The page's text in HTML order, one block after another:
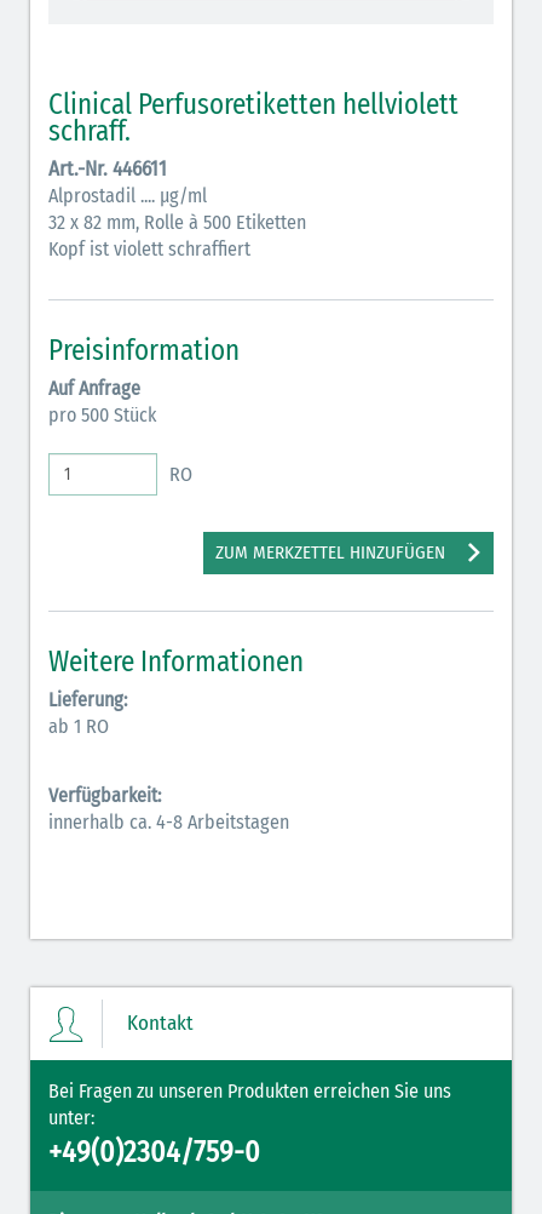
Antiemetika (salmon)
Verschiedene Medikamente (weiß)
Antikoagulantien (hellgrau/weiß mit schwarzem
Rahmen)
Koagulantien (hellgrau/weiß schwarz schraffierter
Bronchodilatatoren (blau-braun)
Antikonvulsiva (grau-lila)
Inodilatatoren (rot-grün)
Elektrolyte (grün-pink)
Elektrolyte NaCl (grün)
Hormone (braun-beige)
Clinical Perfusoretiketten hellviolett
schraff.
Art.-Nr. 446611
Alprostadil .... µg/ml
32 x 82 mm, Rolle à 500 Etiketten
Kopf ist violett schraffiert
Preisinformation
Auf Anfrage
pro 500 Stück
RO
ZUM MERKZETTEL HINZUFÜGEN
Weitere Informationen
Lieferung:
ab 1 RO
Verfügbarkeit:
innerhalb ca. 4-8 Arbeitstagen
Kontakt
Bei Fragen zu unseren Produkten erreichen Sie uns
unter:
+49(0)2304/759-0